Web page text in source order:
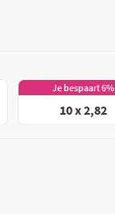
Je bespaart 6%
10 x 2,82